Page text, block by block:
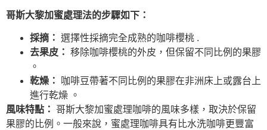
哥斯大黎加蜜處理法的步驟如下：
採摘： 選擇性採摘完全成熟的咖啡櫻桃 .
去果皮： 移除咖啡櫻桃的外皮，但保留不同比例的果膠
。
乾燥：
咖啡豆帶著不同比例的果膠在非洲床上或露台上
進行乾燥 。
風味特點： 哥斯大黎加蜜處理咖啡的風味多樣，取決於保留
果膠的比例。一般來說，蜜處理咖啡具有比水洗咖啡更豐富